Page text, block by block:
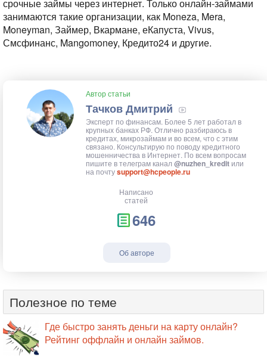
срочные займы через интернет. Только онлайн-займами
занимаются такие организации, как Moneza, Mera,
Moneyman, Займер, Вкармане, еКапуста, Vivus,
Смсфинанс, Mangomoney, Кредито24 и другие.
Автор статьи
Тачков Дмитрий
Эксперт по финансам. Более 5 лет работал в
крупных банках РФ. Отлично разбираюсь в
кредитах, микрозаймам и во всем, что с этим
связано. Консультирую по поводу кредитного
мошенничества в Интернет. По всем вопросам
пишите в телеграм канал @nuzhen_kredit или
на почтуsupport@hcpeople.ru
Написано
статей
646
Об авторе
Полезное по теме
Где быстро занять деньги на карту онлайн?
Рейтинг оффлайн и онлайн займов.